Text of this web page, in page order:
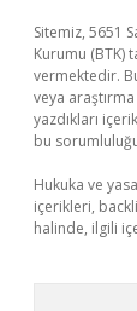
Sitemiz, 5651
Kurumu (BTK)
vermektedir.
veya
yazdıkları
bu
Hukuka ve
içerikleri,
halinde, ilgili